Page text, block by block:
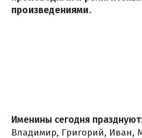
произведениями.
Именины сегодня
Владимир, Григорий, Иван,